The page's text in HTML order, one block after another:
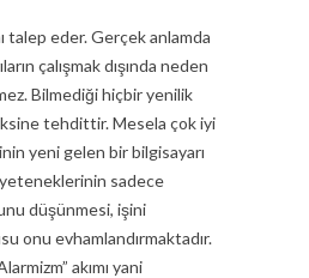
talep eder. Gerçek anlamda
çalışmak dışında neden
Bilmediği hiçbir yenilik
tehdittir. Mesela çok iyi
yeni gelen bir bilgisayarı
sadece
düşünmesi, işini
onu evhamlandırmaktadır.
akımı yani